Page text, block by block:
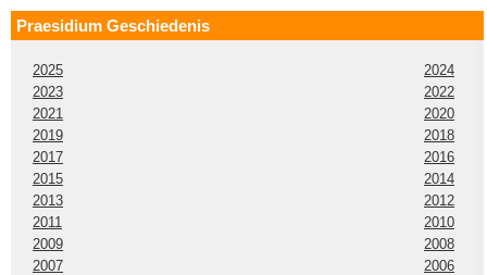
Praesidium Geschiedenis
2025
2024
2023
2022
2021
2020
2019
2018
2017
2016
2015
2014
2013
2012
2011
2010
2009
2008
2007
2006